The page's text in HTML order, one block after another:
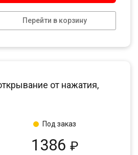
Перейти в корзину
от нажатия,
1386 ₽
Под заказ